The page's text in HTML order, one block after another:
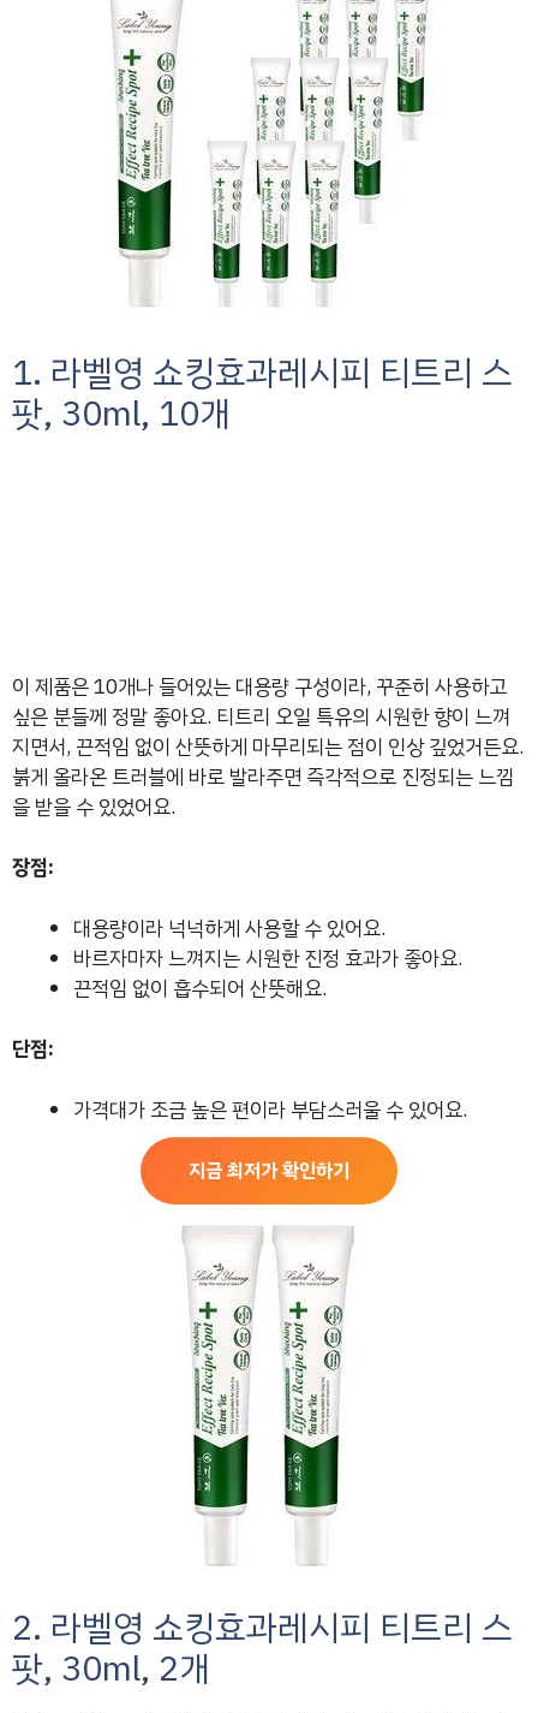
1. 라벨영 쇼킹효과레시피 티트리 스
팟, 30ml, 10개
이 제품은 10개나 들어있는 대용량 구성이라, 꾸준히 사용하고
싶은 분들께 정말 좋아요. 티트리 오일 특유의 시원한 향이 느껴
지면서, 끈적임 없이 산뜻하게 마무리되는 점이 인상 깊었거든요.
붉게 올라온 트러블에 바로 발라주면 즉각적으로 진정되는 느낌
을 받을 수 있었어요.
장점:
대용량이라 넉넉하게 사용할 수 있어요.
바르자마자 느껴지는 시원한 진정 효과가 좋아요.
끈적임 없이 흡수되어 산뜻해요.
단점:
가격대가 조금 높은 편이라 부담스러울 수 있어요.
지금 최저가 확인하기
2. 라벨영 쇼킹효과레시피 티트리 스
팟, 30ml, 2개